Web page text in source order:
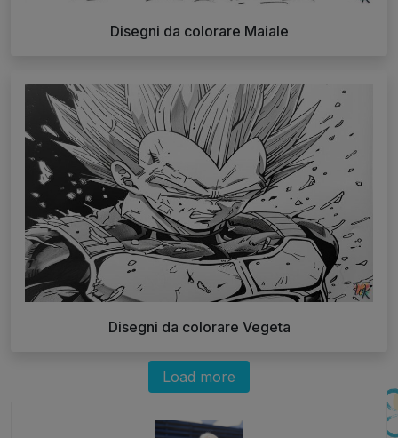
Disegni da colorare Maiale
Disegni da colorare Vegeta
Load more